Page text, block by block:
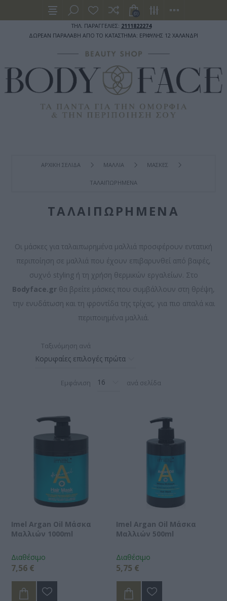
ΤΗΛ. ΠΑΡΑΓΓΕΛΙΕΣ: 2111822274
ΔΩΡΕΑΝ ΠΑΡΑΛΑΒΗ ΑΠΟ ΤΟ ΚΑΤΑΣΤΗΜΑ: ΕΡΙΦΥΛΗΣ 12 ΧΑΛΑΝΔΡΙ
(0)
ΑΡΧΙΚΉ ΣΕΛΊΔΑ ΜΑΛΛΙΑ ΜΑΣΚΕΣ
ΤΑΛΑΙΠΩΡΗΜΕΝΑ
ΤΑΛΑΙΠΩΡΗΜΕΝΑ
Οι μάσκες για ταλαιπωρημένα μαλλιά προσφέρουν εντατική
περιποίηση σε μαλλιά που έχουν επιβαρυνθεί από βαφές,
συχνό styling ή τη χρήση θερμικών εργαλείων. Στο
Bodyface.gr θα βρείτε μάσκες που συμβάλλουν στη θρέψη,
την ενυδάτωση και τη φροντίδα της τρίχας, για πιο απαλά και
περιποιημένα μαλλιά.
Ταξινόμηση ανά
Εμφάνιση ανά σελίδα
Imel Argan Oil Μάσκα
Μαλλιών 1000ml
Διαθέσιμο
7,56 €
Imel Argan Oil Μάσκα
Μαλλιών 500ml
Διαθέσιμο
5,75 €